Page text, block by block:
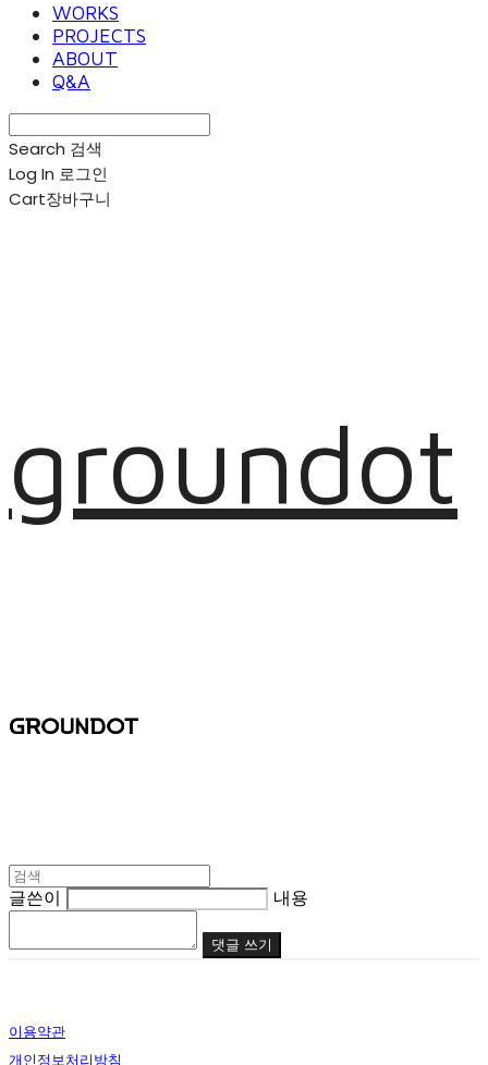
WORKS
PROJECTS
ABOUT
Q&A
Search 검색
Log In 로그인
Cart장바구니
groundot
글쓴이 내용
댓글 쓰기
이용약관
개인정보처리방침